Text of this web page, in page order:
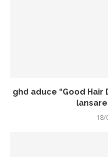
ghd aduce “Good Hair
18/